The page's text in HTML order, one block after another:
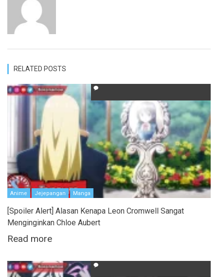
RELATED POSTS
Anime Jejepangan Manga
[Spoiler Alert] Alasan Kenapa Leon Cromwell Sangat
Menginginkan Chloe Aubert
Read more